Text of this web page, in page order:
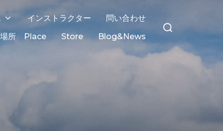
インストラクター
問い合わせ
場所 Place Store Blog&News